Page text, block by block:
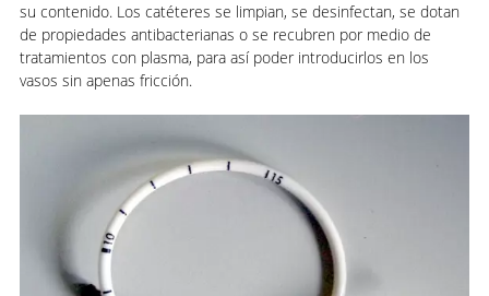
su contenido. Los catéteres se limpian, se desinfectan, se dotan
de propiedades antibacterianas o se recubren por medio de
tratamientos con plasma, para así poder introducirlos en los
vasos sin apenas fricción.